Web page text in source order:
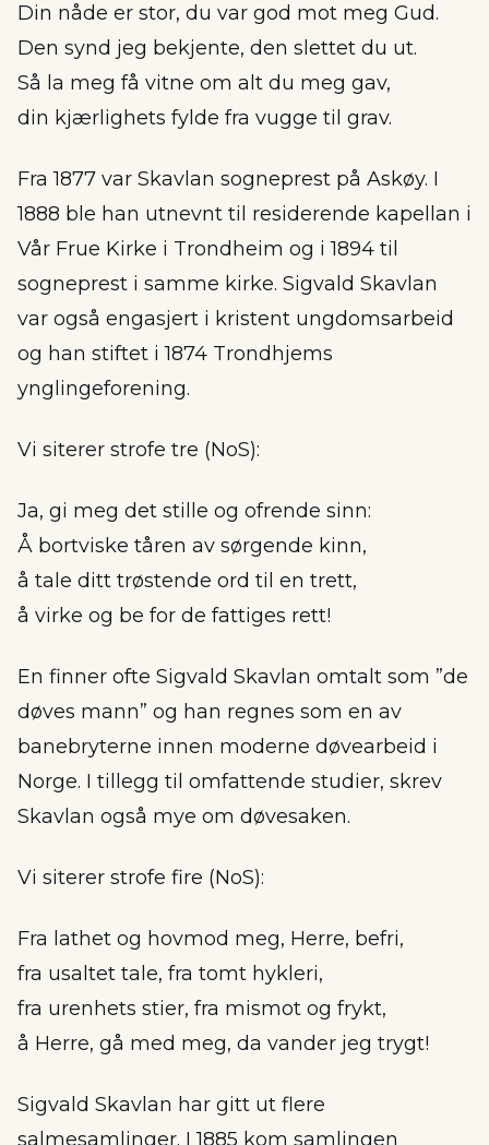
Din nåde er stor, du var god mot meg Gud.
Den synd jeg bekjente, den slettet du ut.
Så la meg få vitne om alt du meg gav,
din kjærlighets fylde fra vugge til grav.
Fra 1877 var Skavlan sogneprest på Askøy. I
1888 ble han utnevnt til residerende kapellan i
Vår Frue Kirke i Trondheim og i 1894 til
sogneprest i samme kirke. Sigvald Skavlan
var også engasjert i kristent ungdomsarbeid
og han stiftet i 1874 Trondhjems
ynglingeforening.
Vi siterer strofe tre (NoS):
Ja, gi meg det stille og ofrende sinn:
Å bortviske tåren av sørgende kinn,
å tale ditt trøstende ord til en trett,
å virke og be for de fattiges rett!
En finner ofte Sigvald Skavlan omtalt som ”de
døves mann” og han regnes som en av
banebryterne innen moderne døvearbeid i
Norge. I tillegg til omfattende studier, skrev
Skavlan også mye om døvesaken.
Vi siterer strofe fire (NoS):
Fra lathet og hovmod meg, Herre, befri,
fra usaltet tale, fra tomt hykleri,
fra urenhets stier, fra mismot og frykt,
å Herre, gå med meg, da vander jeg trygt!
Sigvald Skavlan har gitt ut flere
salmesamlinger. I 1885 kom samlingen